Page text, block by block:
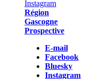
Région
Gascogne
Prospective
E-mail
Facebook
Bluesky
Instagram